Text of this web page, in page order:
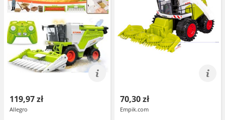
119,97 zł
Allegro
70,30 zł
Empik.com